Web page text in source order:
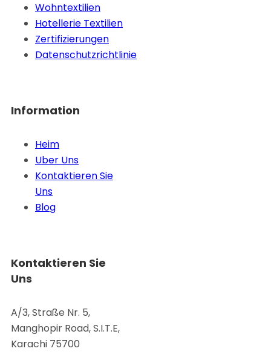
Wohntextilien
Hotellerie Textilien
Zertifizierungen
Datenschutzrichtlinie
Information
Heim
Uber Uns
Kontaktieren Sie
Uns
Blog
Kontaktieren Sie
Uns
A/3, Straße Nr. 5,
Manghopir Road, S.I.T.E,
Karachi 75700